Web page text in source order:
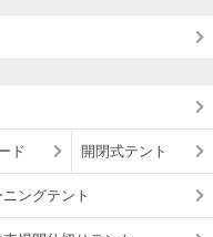
ド 開閉式テント
ニングテント